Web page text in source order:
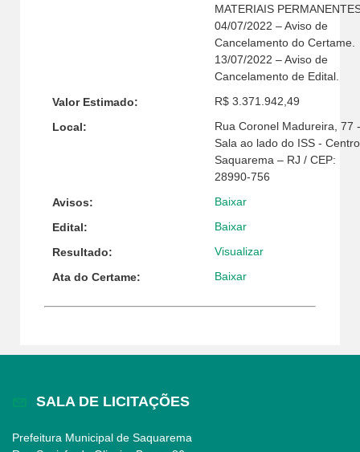
MATERIAIS
04/07/2022 – Aviso de
Cancelamento do Certame.
13/07/2022 – Aviso de
Cancelamento de Edital.
Valor Estimado: R$ 3.371.942,49
Local:
Rua Coronel Madureira, 77 -
Sala ao lado do ISS -
Saquarema – RJ / CEP:
28990-756
Avisos: Baixar
Edital: Baixar
Resultado: Visualizar
Ata do Certame: Baixar
SALA DE LICITAÇÕES
Prefeitura Municipal de Saquarema